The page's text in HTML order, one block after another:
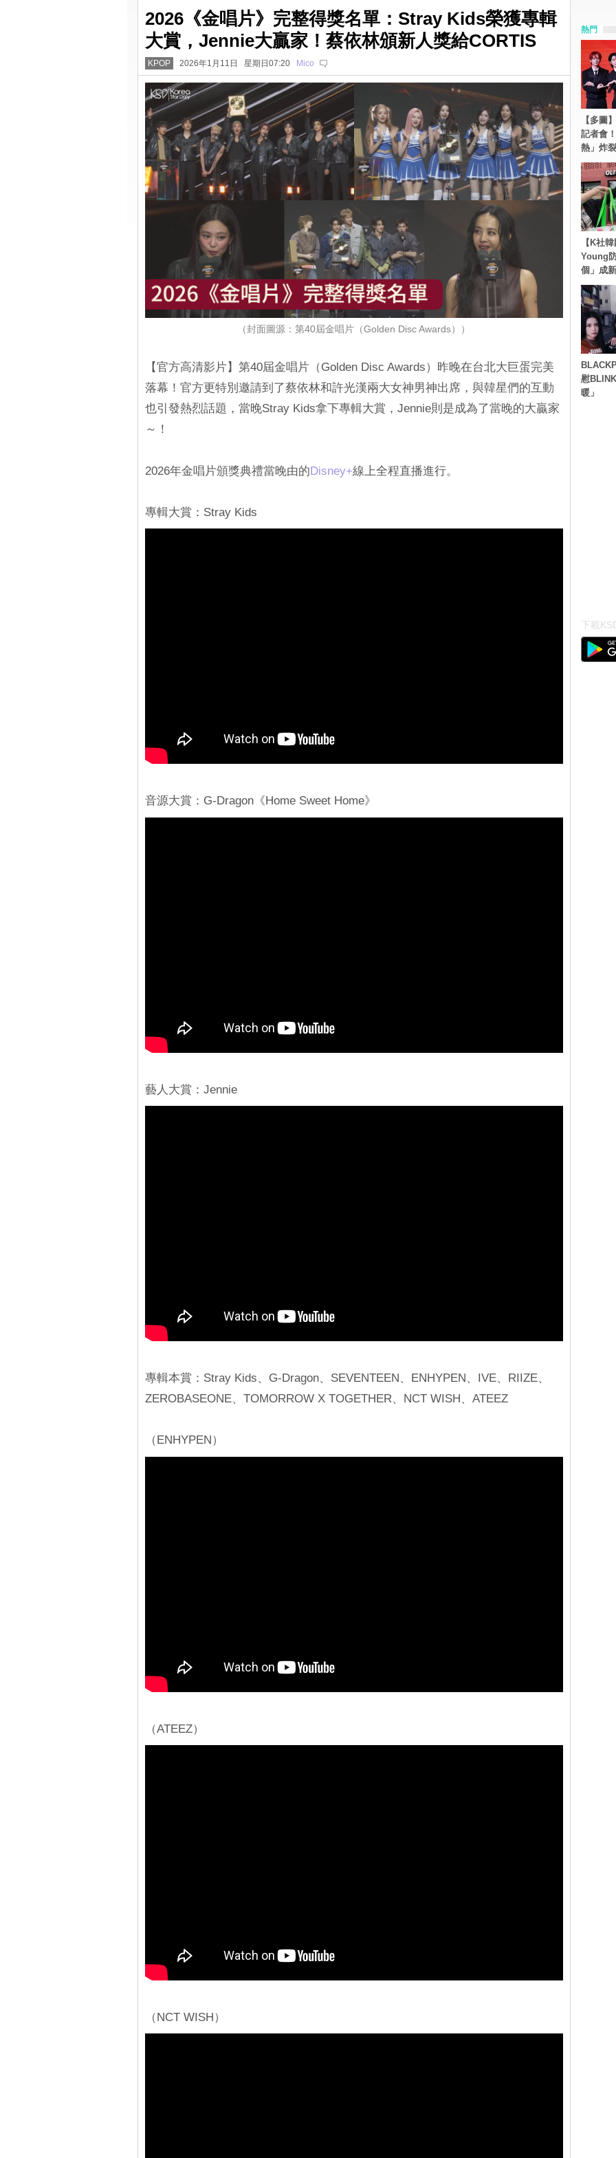
2026《金唱片》完整得獎名單：Stray Kids榮獲專輯
大賞，Jennie大贏家！蔡依林頒新人獎給CORTIS
KPOP 2026年1月11日 星期日07:20 Mico
（封面圖源：第40屆金唱片（Golden Disc Awards））
【官方高清影片】第40屆金唱片（Golden Disc Awards）昨晚在台北大巨蛋完美
落幕！官方更特別邀請到了蔡依林和許光漢兩大女神男神出席，與韓星們的互動
也引發熱烈話題，當晚Stray Kids拿下專輯大賞，Jennie則是成為了當晚的大贏家
～！
2026年金唱片頒獎典禮當晚由的Disney+線上全程直播進行。
專輯大賞：Stray Kids
音源大賞：G-Dragon《Home Sweet Home》
藝人大賞：Jennie
專輯本賞：Stray Kids、G-Dragon、SEVENTEEN、ENHYPEN、IVE、RIIZE、
ZEROBASEONE、TOMORROW X TOGETHER、NCT WISH、ATEEZ
（ENHYPEN）
（ATEEZ）
（NCT WISH）
熱門
【多圖
記者會
熱」炸
【K社
Young
個」成
慰
暖」
下載